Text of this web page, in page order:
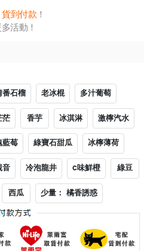
貨到付款 ！
活動！
番石榴 老冰棍
多汁葡萄
茫 香芋 冰淇淋
激檸汽水
藍莓 綠寶石甜瓜
冰檸薄荷
音 冷泡龍井 c味鮮橙
綠豆
西瓜 少量： 橘香誘惑